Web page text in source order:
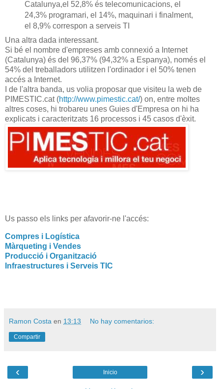
Catalunya,el 52,8% és telecomunicacions, el
24,3% programari, el 14%, maquinari i finalment,
el 8,9% correspon a serveis TI
Una altra dada interessant.
Si bé el nombre d'empreses amb connexió a Internet
(Catalunya) és del 96,37% (94,32% a Espanya), només el
54% del treballadors utilitzen l'ordinador i el 50% tenen
accés a Internet.
I de l'altra banda, us volia proposar que visiteu la web de
PIMESTIC.cat (http://www.pimestic.cat/) on, entre moltes
altres coses, hi trobareu unes Guies d'Empresa on hi ha
explicats i caracteritzats 16 processos i 45 casos d'èxit.
Us passo els links per afavorir-ne l'accés:
Compres i Logística
Màrqueting i Vendes
Producció i Organització
Infraestructures i Serveis TIC
Ramon Costa en 13:13 No hay comentarios:
Compartir
‹ ›
Inicio